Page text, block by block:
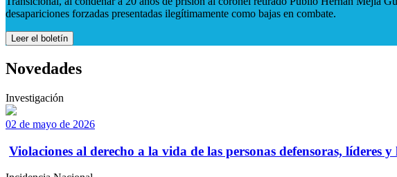
desapariciones forzadas presentadas ilegítimamente como bajas en combate.
Leer el boletín
Novedades
Investigación
02 de mayo de 2026
Violaciones al derecho a la vida de las personas defensoras, líderes y